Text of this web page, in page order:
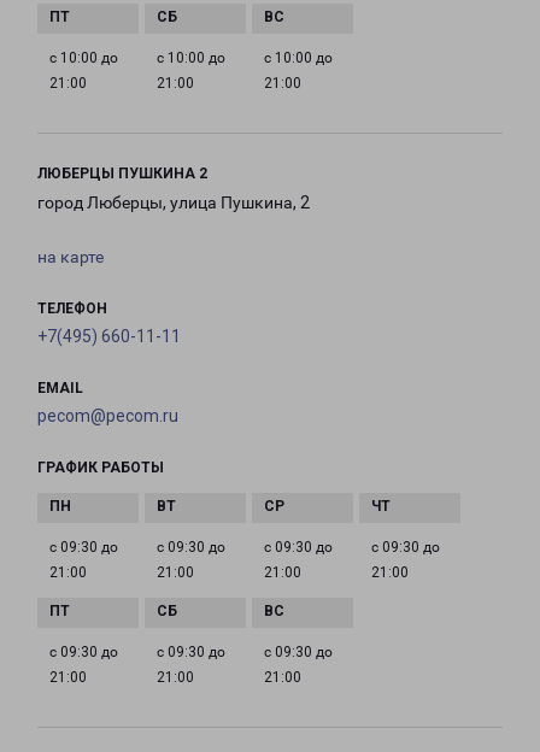
с 10:00 до
21:00
с 10:00 до
21:00
с 10:00 до
21:00
ЛЮБЕРЦЫ ПУШКИНА 2
город Люберцы, улица Пушкина, 2
на карте
ТЕЛЕФОН
+7(495) 660-11-11
EMAIL
pecom@pecom.ru
ГРАФИК РАБОТЫ
с 09:30 до
21:00
с 09:30 до
21:00
с 09:30 до
21:00
с 09:30 до
21:00
с 09:30 до
21:00
с 09:30 до
21:00
с 09:30 до
21:00